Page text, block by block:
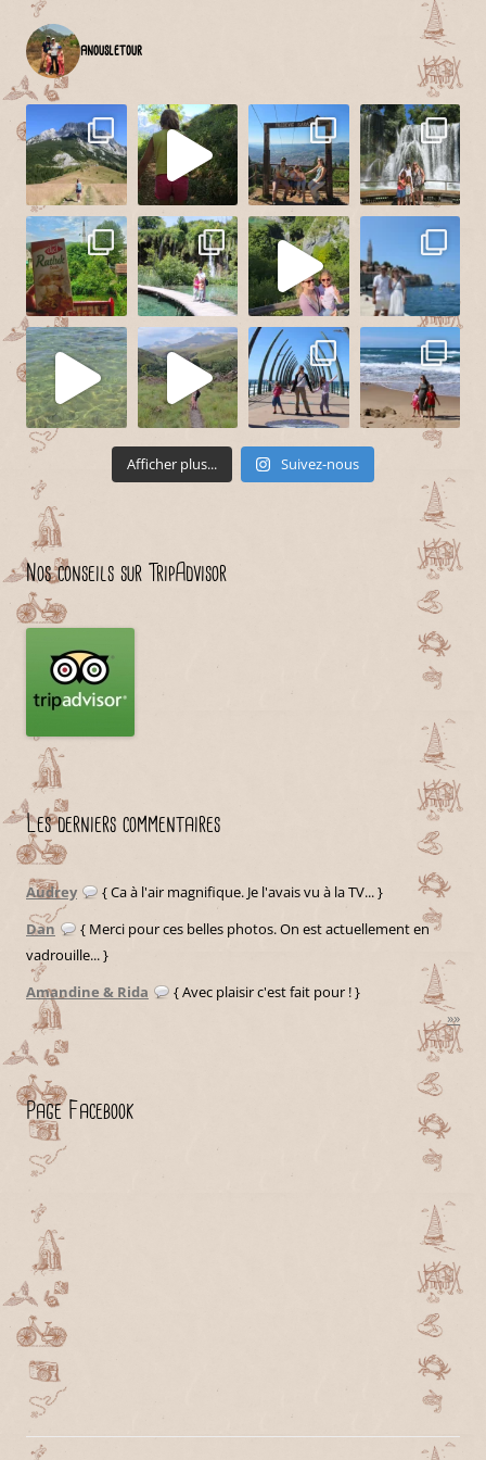
anousletour
Afficher plus... Suivez-nous
Nos conseils sur TripAdvisor
Les derniers commentaires
Audrey
{ Ca à l'air magnifique. Je l'avais vu à la TV... }
Dan
{ Merci pour ces belles photos. On est actuellement en
vadrouille... }
Amandine & Rida
{ Avec plaisir c'est fait pour ! }
»»
Page Facebook